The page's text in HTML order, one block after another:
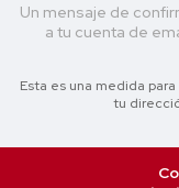
Un mensaje de
a tu cuenta de
Esta es una medida
tu